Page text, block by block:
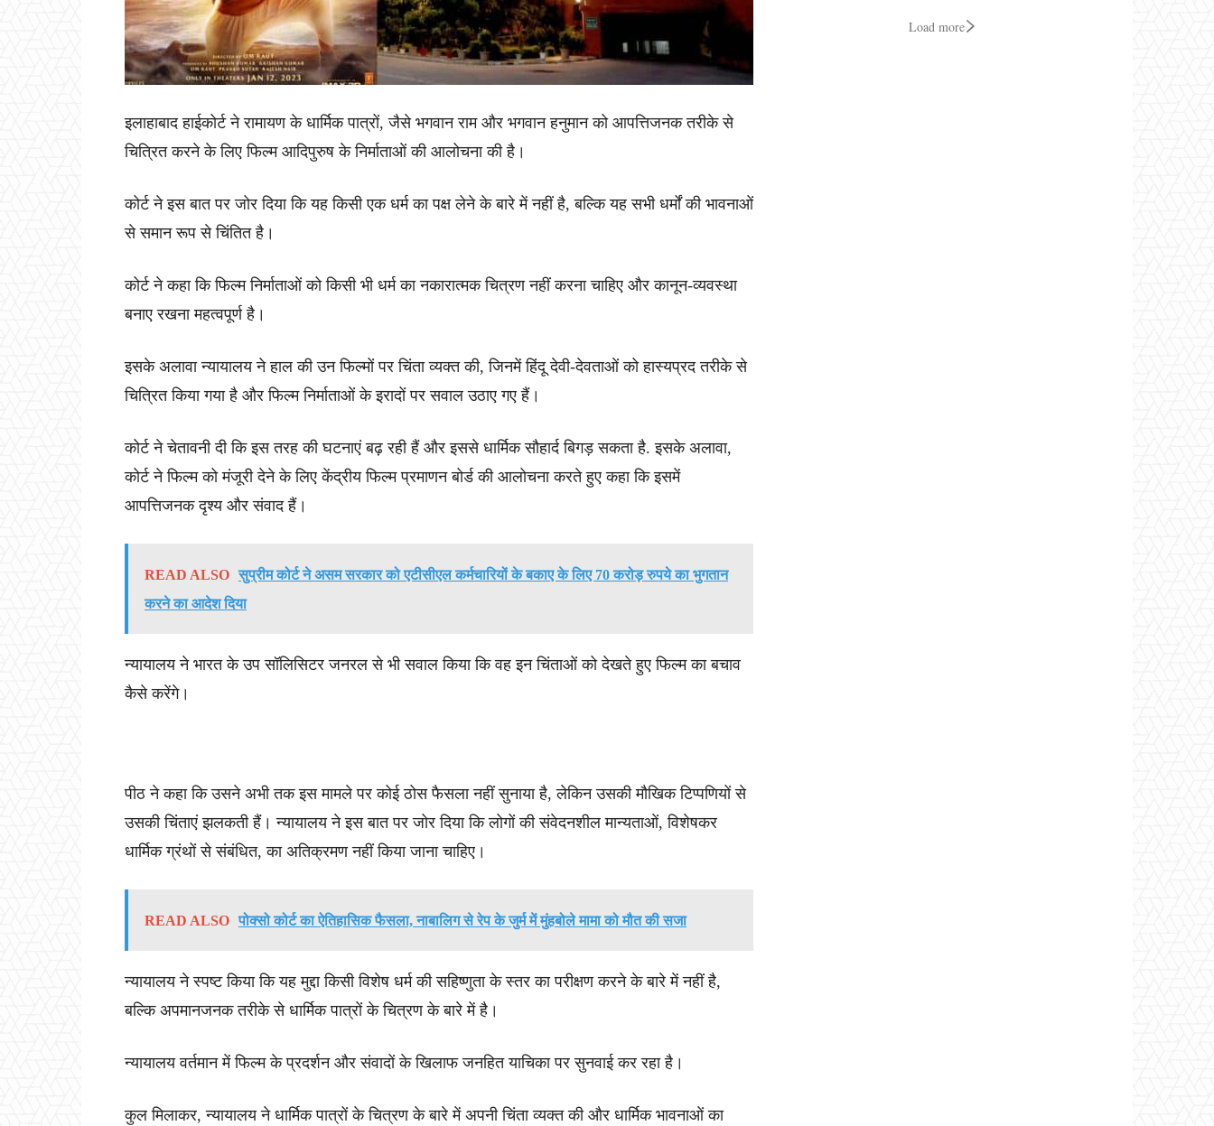
इलाहाबाद हाईकोर्ट ने रामायण के धार्मिक पात्रों, जैसे भगवान राम और भगवान हनुमान को आपत्तिजनक तरीके से
चित्रित करने के लिए फिल्म आदिपुरुष के निर्माताओं की आलोचना की है।
कोर्ट ने इस बात पर जोर दिया कि यह किसी एक धर्म का पक्ष लेने के बारे में नहीं है, बल्कि यह सभी धर्मों की भावनाओं
से समान रूप से चिंतित है।
कोर्ट ने कहा कि फिल्म निर्माताओं को किसी भी धर्म का नकारात्मक चित्रण नहीं करना चाहिए और कानून-व्यवस्था
बनाए रखना महत्वपूर्ण है।
इसके अलावा न्यायालय ने हाल की उन फिल्मों पर चिंता व्यक्त की, जिनमें हिंदू देवी-देवताओं को हास्यप्रद तरीके से
चित्रित किया गया है और फिल्म निर्माताओं के इरादों पर सवाल उठाए गए हैं।
कोर्ट ने चेतावनी दी कि इस तरह की घटनाएं बढ़ रही हैं और इससे धार्मिक सौहार्द बिगड़ सकता है. इसके अलावा,
कोर्ट ने फिल्म को मंजूरी देने के लिए केंद्रीय फिल्म प्रमाणन बोर्ड की आलोचना करते हुए कहा कि इसमें
आपत्तिजनक दृश्य और संवाद हैं।
READ ALSO सुप्रीम कोर्ट ने असम सरकार को एटीसीएल कर्मचारियों के बकाए के लिए 70 करोड़ रुपये का भुगतान
करने का आदेश दिया
न्यायालय ने भारत के उप सॉलिसिटर जनरल से भी सवाल किया कि वह इन चिंताओं को देखते हुए फिल्म का बचाव
कैसे करेंगे।
पीठ ने कहा कि उसने अभी तक इस मामले पर कोई ठोस फैसला नहीं सुनाया है, लेकिन उसकी मौखिक टिप्पणियों से
उसकी चिंताएं झलकती हैं। न्यायालय ने इस बात पर जोर दिया कि लोगों की संवेदनशील मान्यताओं, विशेषकर
धार्मिक ग्रंथों से संबंधित, का अतिक्रमण नहीं किया जाना चाहिए।
READ ALSO पोक्सो कोर्ट का ऐतिहासिक फैसला, नाबालिग से रेप के जुर्म में मुंहबोले मामा को मौत की सजा
न्यायालय ने स्पष्ट किया कि यह मुद्दा किसी विशेष धर्म की सहिष्णुता के स्तर का परीक्षण करने के बारे में नहीं है,
बल्कि अपमानजनक तरीके से धार्मिक पात्रों के चित्रण के बारे में है।
न्यायालय वर्तमान में फिल्म के प्रदर्शन और संवादों के खिलाफ जनहित याचिका पर सुनवाई कर रहा है।
कुल मिलाकर, न्यायालय ने धार्मिक पात्रों के चित्रण के बारे में अपनी चिंता व्यक्त की और धार्मिक भावनाओं का
Load more